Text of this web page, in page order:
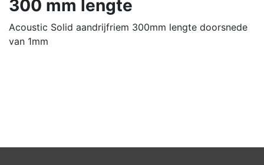
300 mm lengte
Acoustic Solid aandrijfriem 300mm lengte doorsnede
van 1mm